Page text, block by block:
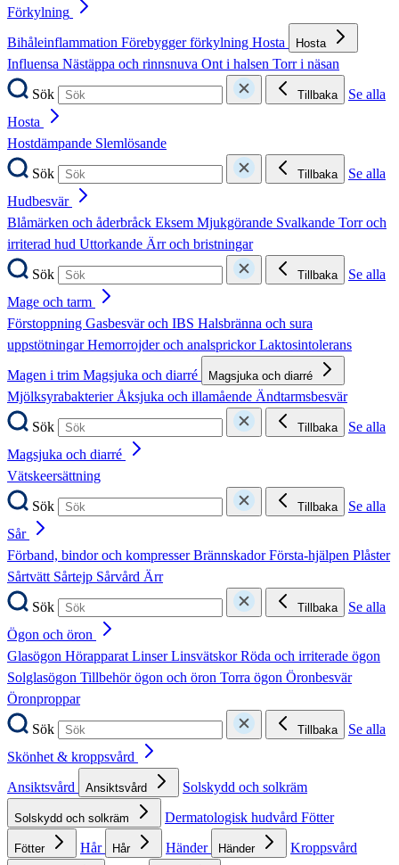
Förkylning
Bihåleinflammation Förebygger förkylning Hosta Hosta
Influensa Nästäppa och rinnsnuva Ont i halsen Torr i näsan
Sök
Tillbaka
Se alla
Hosta
Hostdämpande Slemlösande
Sök
Tillbaka
Se alla
Hudbesvär
Blåmärken och åderbråck Eksem Mjukgörande Svalkande Torr och
irriterad hud Uttorkande Ärr och bristningar
Sök
Tillbaka
Se alla
Mage och tarm
Förstoppning Gasbesvär och IBS Halsbränna och sura
uppstötningarHemorrojder och analsprickorLaktosintolerans
Magen i trim Magsjuka och diarré Magsjuka och diarré
MjölksyrabakterierÅksjuka och illamående Ändtarmsbesvär
Sök
Tillbaka
Se alla
Magsjuka och diarré
Vätskeersättning
Sök
Tillbaka
Se alla
Sår
Förband, bindor och kompresserBrännskadorFörsta-hjälpen Plåster
Sårtvätt Sårtejp Sårvård Ärr
Sök
Tillbaka
Se alla
Ögon och öron
Glasögon HörapparatLinserLinsvätskorRöda och irriterade ögon
Solglasögon Tillbehör ögon och öron Torra ögon Öronbesvär
Öronproppar
Sök
Tillbaka
Se alla
Skönhet & kroppsvård
Ansiktsvård
Ansiktsvård Solskydd och solkräm
Solskydd och solkräm Dermatologisk hudvård Fötter
Fötter Hår Hår Händer Händer Kroppsvård